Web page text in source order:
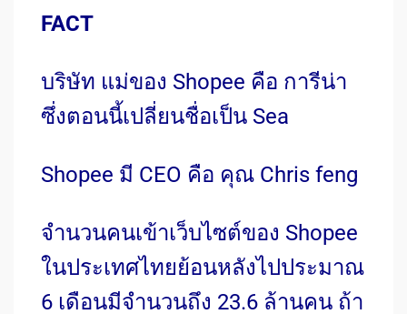
FACT
บริษัท แม่ของ Shopee คือ การีน่า
ซึ่งตอนนี้เปลี่ยนชื่อเป็น Sea
Shopee มี CEO คือ คุณ Chris feng
จำนวนคนเข้าเว็บไซต์ของ Shopee
ในประเทศไทยย้อนหลังไปประมาณ
6 เดือนมีจำนวนถึง 23.6 ล้านคน ถ้า